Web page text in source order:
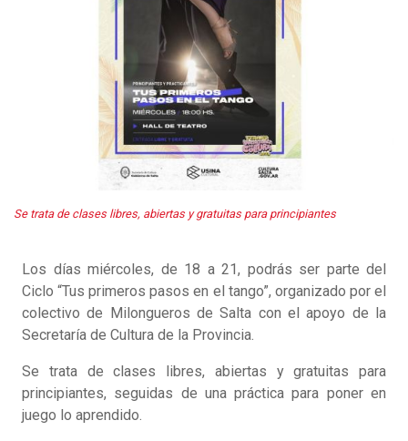
Se trata de clases libres, abiertas y gratuitas para principiantes
Los días miércoles, de 18 a 21, podrás ser parte del
Ciclo “Tus primeros pasos en el tango”, organizado por el
colectivo de Milongueros de Salta con el apoyo de la
Secretaría de Cultura de la Provincia.
Se trata de clases libres, abiertas y gratuitas para
principiantes, seguidas de una práctica para poner en
juego lo aprendido.